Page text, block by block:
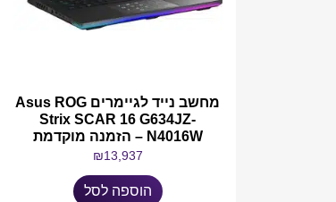
מחשב נייד לגיימרים Asus ROG
Strix SCAR 16 G634JZ-
N4016W – הזמנה מוקדמת
₪13,937
הוספה לסל